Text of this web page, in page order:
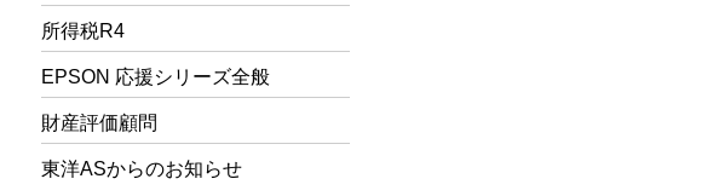
所得税R4
EPSON 応援シリーズ全般
財産評価顧問
東洋ASからのお知らせ